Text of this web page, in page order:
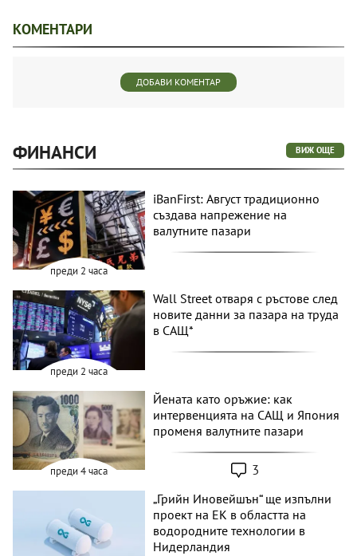
КОМЕНТАРИ
ДОБАВИ КОМЕНТАР
ФИНАНСИ ВИЖ ОЩЕ
преди 2 часа
iBanFirst: Август традиционно
създава напрежение на
валутните пазари
преди 2 часа
Wall Street отваря с ръстове след
новите данни за пазара на труда
в САЩ*
преди 4 часа
Йената като оръжие: как
интервенцията на САЩ и Япония
променя валутните пазари
3
„Грийн Иновейшън“ ще изпълни
проект на ЕК в областта на
водородните технологии в
Нидерландия